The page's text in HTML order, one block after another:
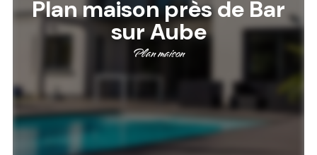
Plan maison près de Bar
sur Aube
Plan maison